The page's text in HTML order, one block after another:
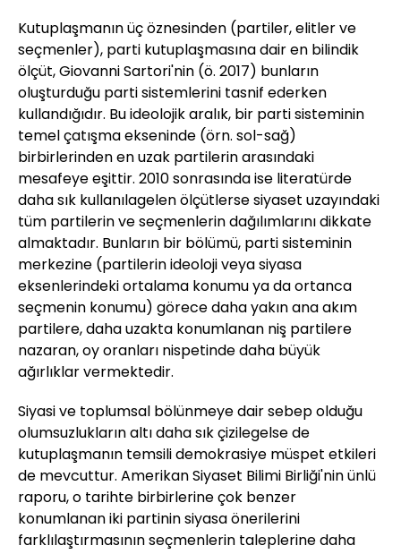
Kutuplaşmanın üç öznesinden (partiler, elitler ve
seçmenler), parti kutuplaşmasına dair en bilindik
ölçüt, Giovanni Sartori'nin (ö. 2017) bunların
oluşturduğu parti sistemlerini tasnif ederken
kullandığıdır. Bu ideolojik aralık, bir parti sisteminin
temel çatışma ekseninde (örn. sol-sağ)
birbirlerinden en uzak partilerin arasındaki
mesafeye eşittir. 2010 sonrasında ise literatürde
daha sık kullanılagelen ölçütlerse siyaset uzayındaki
tüm partilerin ve seçmenlerin dağılımlarını dikkate
almaktadır. Bunların bir bölümü, parti sisteminin
merkezine (partilerin ideoloji veya siyasa
eksenlerindeki ortalama konumu ya da ortanca
seçmenin konumu) görece daha yakın ana akım
partilere, daha uzakta konumlanan niş partilere
nazaran, oy oranları nispetinde daha büyük
ağırlıklar vermektedir.
Siyasi ve toplumsal bölünmeye dair sebep olduğu
olumsuzlukların altı daha sık çizilegelse de
kutuplaşmanın temsili demokrasiye müspet etkileri
de mevcuttur. Amerikan Siyaset Bilimi Birliği'nin ünlü
raporu, o tarihte birbirlerine çok benzer
konumlanan iki partinin siyasa önerilerini
farklılaştırmasının seçmenlerin taleplerine daha